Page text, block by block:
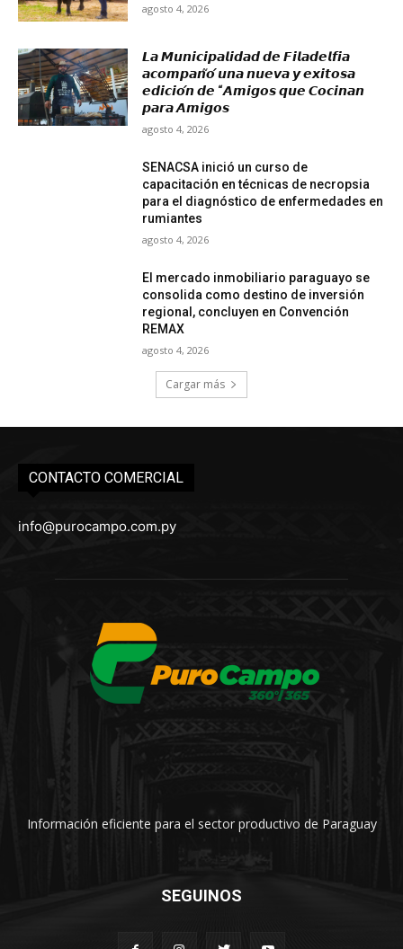
agosto 4, 2026
𝙇𝙖 𝙈𝙪𝙣𝙞𝙘𝙞𝙥𝙖𝙡𝙞𝙙𝙖𝙙 𝙙𝙚 𝙁𝙞𝙡𝙖𝙙𝙚𝙡𝙛𝙞𝙖
𝙖𝙘𝙤𝙢𝙥𝙖𝙣̃𝙤́ 𝙪𝙣𝙖 𝙣𝙪𝙚𝙫𝙖 𝙮 𝙚𝙭𝙞𝙩𝙤𝙨𝙖
𝙚𝙙𝙞𝙘𝙞𝙤́𝙣 𝙙𝙚 “𝘼𝙢𝙞𝙜𝙤𝙨 𝙦𝙪𝙚 𝘾𝙤𝙘𝙞𝙣𝙖𝙣
𝙥𝙖𝙧𝙖 𝘼𝙢𝙞𝙜𝙤𝙨
agosto 4, 2026
SENACSA inició un curso de
capacitación en técnicas de necropsia
para el diagnóstico de enfermedades en
rumiantes
agosto 4, 2026
El mercado inmobiliario paraguayo se
consolida como destino de inversión
regional, concluyen en Convención
REMAX
agosto 4, 2026
Cargar más
CONTACTO COMERCIAL
info@purocampo.com.py
Información eficiente para el sector productivo de Paraguay
SEGUINOS